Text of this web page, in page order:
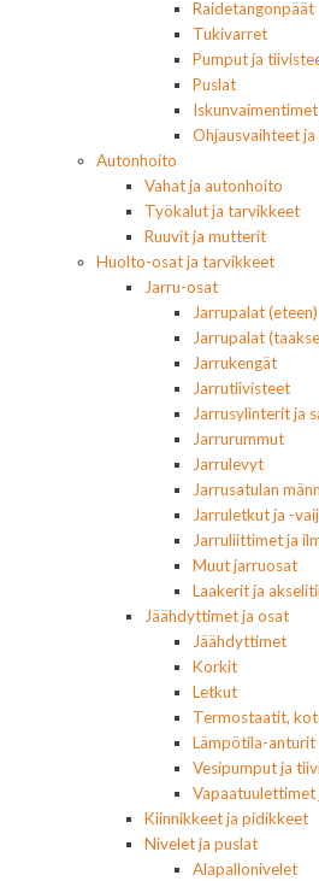
Raidetangonpäät
Tukivarret
Pumput ja
Puslat
Ohjausvaihteet
Autonhoito
Vahat ja autonhoito
Työkalut ja tarvikkeet
Ruuvit ja mutterit
Huolto-osat ja tarvikkeet
Jarru-osat
Jarrupalat (eteen)
Jarrupalat
Jarrukengät
Jarrutiivisteet
Jarrusylinterit ja
Jarrurummut
Jarrulevyt
Jarrusatulan
Jarruletkut ja -
Jarruliittimet ja
Muut jarruosat
Laakerit ja
Jäähdyttimet ja osat
Jäähdyttimet
Korkit
Letkut
Termostaatit,
Lämpötila-anturit
Vesipumput ja
Kiinnikkeet ja pidikkeet
Nivelet ja puslat
Alapallonivelet